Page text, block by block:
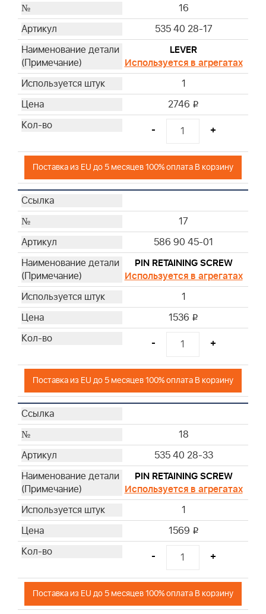
16
535 40 28-17
LEVER
Используется в агрегатах
1
2746 i
- +
Поставка из EU до 5 месяцев 100% оплата В корзину
17
586 90 45-01
PIN RETAINING SCREW
Используется в агрегатах
1
1536 i
- +
Поставка из EU до 5 месяцев 100% оплата В корзину
18
535 40 28-33
PIN RETAINING SCREW
Используется в агрегатах
1
1569 i
- +
Поставка из EU до 5 месяцев 100% оплата В корзину